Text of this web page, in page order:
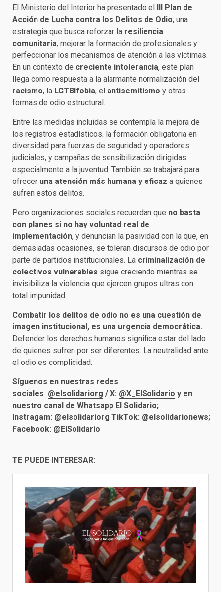
El Ministerio del Interior ha presentado el III Plan de
Acción de Lucha contra los Delitos de Odio, una
estrategia que busca reforzar la resiliencia
comunitaria, mejorar la formación de profesionales y
perfeccionar los mecanismos de atención a las víctimas.
En un contexto de creciente intolerancia, este plan
llega como respuesta a la alarmante normalización del
racismo, la LGTBIfobia, el antisemitismo y otras
formas de odio estructural.
Entre las medidas incluidas se contempla la mejora de
los registros estadísticos, la formación obligatoria en
diversidad para fuerzas de seguridad y operadores
judiciales, y campañas de sensibilización dirigidas
especialmente a la juventud. También se trabajará para
ofrecer una atención más humana y eficaz a quienes
sufren estos delitos.
Pero organizaciones sociales recuerdan que no basta
con planes si no hay voluntad real de
implementación, y denuncian la pasividad con la que, en
demasiadas ocasiones, se toleran discursos de odio por
parte de partidos institucionales. La criminalización de
colectivos vulnerables sigue creciendo mientras se
invisibiliza la violencia que ejercen grupos ultras con
total impunidad.
Combatir los delitos de odio no es una cuestión de
imagen institucional, es una urgencia democrática.
Defender los derechos humanos significa estar del lado
de quienes sufren por ser diferentes. La neutralidad ante
el odio es complicidad.
Síguenos en nuestras redes
sociales @elsolidariorg / X: @X_ElSolidario y en
nuestro canal de Whatsapp El Solidario;
Instragam: @elsolidariorg TikTok: @elsolidarionews;
Facebook: @ElSolidario
TE PUEDE INTERESAR: